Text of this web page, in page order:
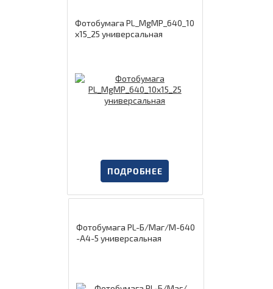
Фотобумага PL_MgMP_640_10
x15_25 универсальная
ПОДРОБНЕЕ
Фотобумага PL-Б/Маг/М-640
-А4-5 универсальная